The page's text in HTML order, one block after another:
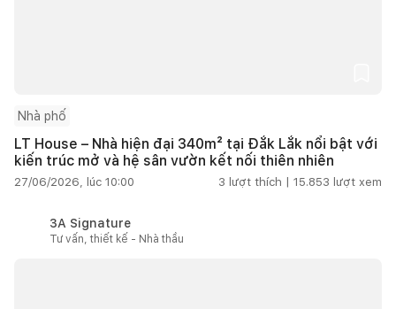
Nhà phố
LT House – Nhà hiện đại 340m² tại Đắk Lắk nổi bật với
kiến trúc mở và hệ sân vườn kết nối thiên nhiên
27/06/2026, lúc 10:00 3 lượt thích | 15.853 lượt xem
3A Signature
Tư vấn, thiết kế - Nhà thầu